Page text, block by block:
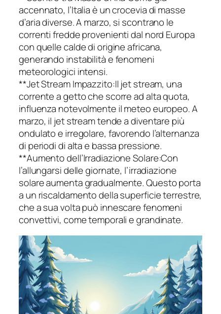
accennato, l’Italia è un crocevia di masse
d’aria diverse. A marzo, si scontrano le
correnti fredde provenienti dal nord Europa
con quelle calde di origine africana,
generando instabilità e fenomeni
meteorologici intensi.
**Jet Stream Impazzito:Il jet stream, una
corrente a getto che scorre ad alta quota,
influenza notevolmente il meteo europeo. A
marzo, il jet stream tende a diventare più
ondulato e irregolare, favorendo l’alternanza
di periodi di alta e bassa pressione.
**Aumento dell’Irradiazione Solare:Con
l’allungarsi delle giornate, l’irradiazione
solare aumenta gradualmente. Questo porta
a un riscaldamento della superficie terrestre,
che a sua volta può innescare fenomeni
convettivi, come temporali e grandinate.